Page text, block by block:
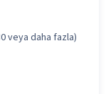
veya daha fazla)